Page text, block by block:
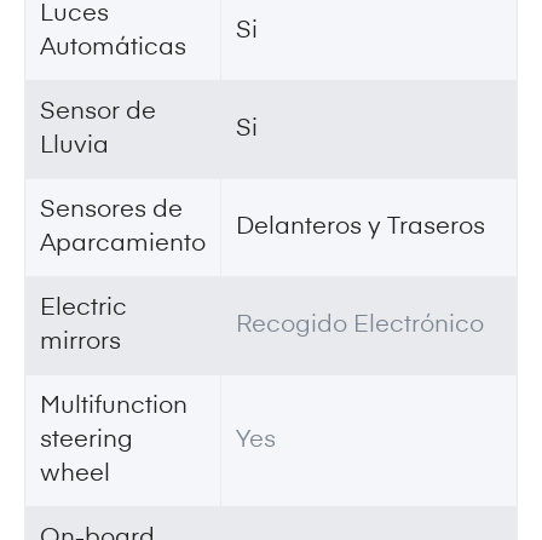
Luces
Automáticas
Si
Sensor de
Lluvia
Si
Sensores de
Aparcamiento
Delanteros y Traseros
Electric
mirrors
Recogido Electrónico
Multifunction
steering
wheel
Yes